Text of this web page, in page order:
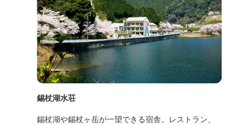
錫杖湖水荘
錫杖湖や錫杖ヶ岳が一望できる宿舎。レストラン、